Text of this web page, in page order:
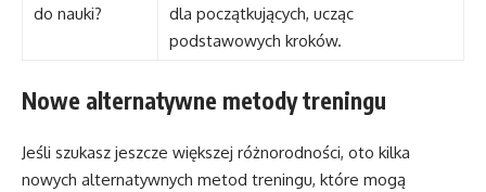
do nauki?
dla początkujących, ucząc
podstawowych kroków.
Nowe alternatywne metody treningu
Jeśli szukasz jeszcze większej różnorodności, oto kilka
nowych alternatywnych metod treningu, które mogą